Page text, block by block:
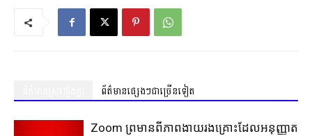
ព័ត៌មានផ្សេងៗជាច្រើនទៀត
Zoom ព្រមានពីភាពងាយរងគ្រោះដែលអនុញ្ញាត